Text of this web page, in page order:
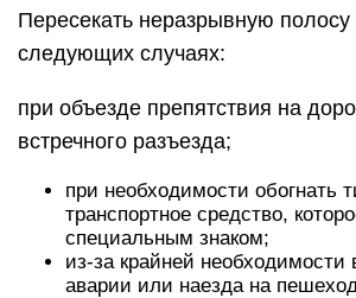
Пересекать неразрывную
следующих случаях:
при объезде препятствия на
встречного разъезда;
при необходимости обогнать
транспортное средство,
специальным знаком;
из-за крайней необходимости
аварии или наезда на